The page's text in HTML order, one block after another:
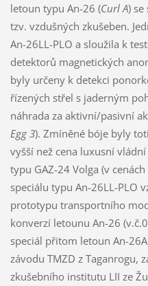
letoun typu An-26 (Curl A)
tzv. vzdušných zkušeben.
An-26LL-PLO a sloužila k
detektorů magnetických
byly určeny k detekci
řízených střel s jaderným
náhrada za aktivní/pasivní
Egg 3). Zmíněné bóje byly
vyšší než cena luxusní
typu GAZ-24 Volga (v
speciálu typu An-26LL-PLO
prototypu transportního
konverzí letounu An-26
speciál přitom letoun An-
závodu TMZD z Taganrogu,
zkušebního institutu LII ze